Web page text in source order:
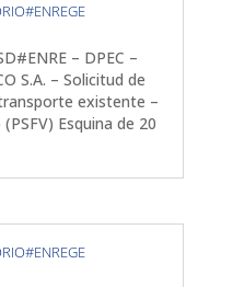
– DPEC –
S.A. – Solicitud de
existente –
Esquina de 20